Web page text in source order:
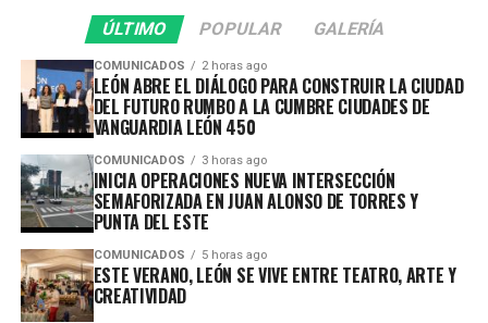
diversas actividades abiertas al público, convirtiéndose
en una excelente oportunidad para acercarse al mundo
del teatro.
FIACmx: diez días para descubrir el arte contemporáneo
Apenas termina el Encuentro Estatal de Teatro y León
continúa celebrando con otro de sus eventos culturales
más esperados.
Del 14 al 23 de agosto, llega la 29 edición del Festival
Internacional de Arte Contemporáneo (FIACmx), uno de
los festivales con mayor trayectoria del país y que este
ÚLTIMO POPULAR GALERÍA
COMUNICADOS 2 horas ago
LEÓN ABRE EL DIÁLOGO PARA CONSTRUIR LA CIUDAD
DEL FUTURO RUMBO A LA CUMBRE CIUDADES DE
VANGUARDIA LEÓN 450
COMUNICADOS 3 horas ago
INICIA OPERACIONES NUEVA INTERSECCIÓN
SEMAFORIZADA EN JUAN ALONSO DE TORRES Y
PUNTA DEL ESTE
COMUNICADOS 5 horas ago
ESTE VERANO, LEÓN SE VIVE ENTRE TEATRO, ARTE Y
CREATIVIDAD